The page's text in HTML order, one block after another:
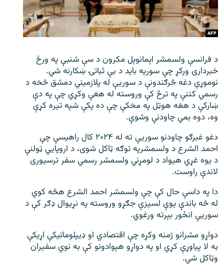
اړیکه
دري پاڼه
Azadi English
راسره ملګري شئ
د ازادې اروپا/ ازادي راډيو ټولې پاڼې
د فرانسې ولسمشر اېمانوېل مکرون د سې شنبې په ورځ
خبرداری ورکړ چې سوریه باید د بې ‌ثباتۍ ښکارنه شي.
نوموړي دغه څرګندونې د سوریې له پلازمیني دمشق څخه د
رسمي کتنې په ترڅ کې وروسته له هغې وکړي چې په دې
ښارکې د هغه هوټل په مخکې چې ده پکې شپه تیره کړې
وه، دوه بمي چاودنې وشوې.
دغو غبرګو چاودنو سوریې ته له ۲۰۲۴ کال راهیسې چې
احمد الشرع د ولسمشرپه توګه ټاکل شوی، د اروپایي ټولنې
د یوه غړي هیواد د لومړني ولسمشر رسمي سفر ترسیوری
لاندې راوست.
دا په داسې حال کې چې ولسمشر احمد الشرع هڅه کوي
له څه باندې یوې لسیزې جګړو وروسته په نړیوال ډګر کې د
سوریې انځور بېرته ورغوي.
دواړو مشرانو ژمنه وکړه چې اقتصادي او ډیپلوماتیکې اړیکې
به لا پیاوړې کړي او په دواړو هېوادونو کې به نوي سفیران
وټاکل شي.